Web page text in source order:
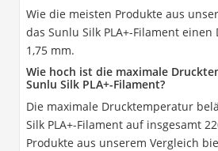
Wie die meisten Produkte aus
das Sunlu Silk PLA+-Filament einen
1,75 mm.
Wie hoch ist die maximale
Sunlu Silk PLA+-Filament?
Die maximale Drucktemperatur
Silk PLA+-Filament auf insgesamt
Produkte aus unserem Vergleich